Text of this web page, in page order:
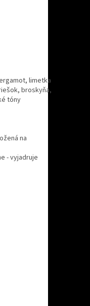
limetka
broskyňa,
tóny
na
- vyjadruje